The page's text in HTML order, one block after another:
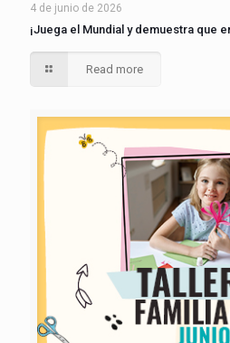
4 de junio de 2026
¡Juega el Mundial y demuestra que
Read more